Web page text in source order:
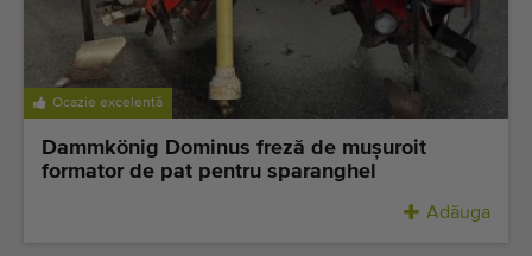
Ocazie excelentă
Dammkönig Dominus freză de muşuroit
formator de pat pentru sparanghel
Adăuga